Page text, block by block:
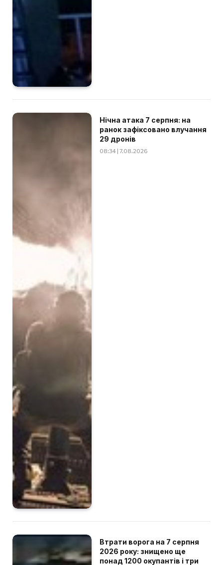
Нічна атака 7 серпня: на
ранок зафіксовано влучання
29 дронів
08:34 | 7.08.2026
Втрати ворога на 7 серпня
2026 року: знищено ще
понад 1200 окупантів і три